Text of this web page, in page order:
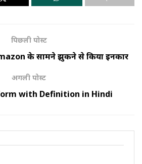
पिछली पोस्ट
के सामने झुकने से किया इनकार
अगली पोस्ट
with Definition in Hindi